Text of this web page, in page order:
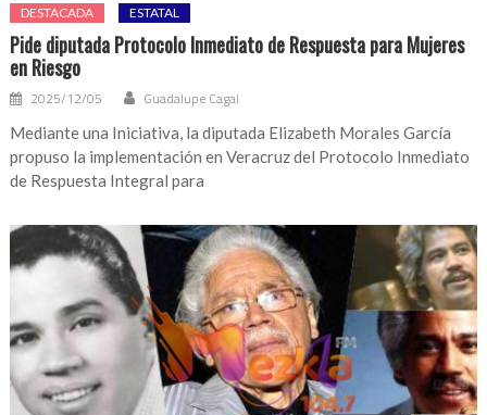
DESTACADA ESTATAL
Pide diputada Protocolo Inmediato de Respuesta para Mujeres
en Riesgo
2025/12/05 Guadalupe Cagal
Mediante una Iniciativa, la diputada Elizabeth Morales García
propuso la implementación en Veracruz del Protocolo Inmediato
de Respuesta Integral para